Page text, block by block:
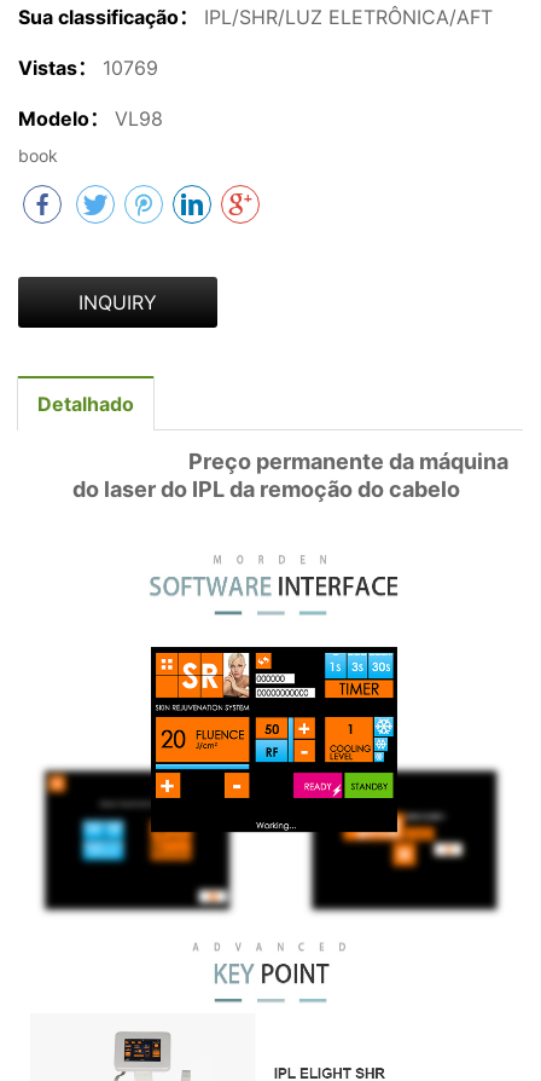
Sua classificação： IPL/SHR/LUZ ELETRÔNICA/AFT
Vistas： 10769
Modelo： VL98
book
INQUIRY
Detalhado
Preço permanente da máquina
do laser do IPL da remoção do cabelo